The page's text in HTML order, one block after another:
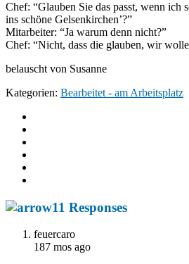
Chef: “Glauben Sie das passt, wenn ich
ins schöne Gelsenkirchen’?”
Mitarbeiter: “Ja warum denn nicht?”
Chef: “Nicht, dass die glauben, wir
belauscht von Susanne
Kategorien: Bearbeitet - am Arbeitsplatz
11 Responses
feuercaro
187 mos ago